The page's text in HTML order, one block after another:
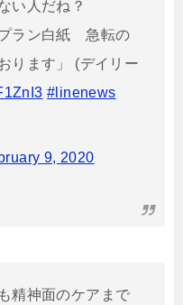
い人だね？
ラン白紙 急転の
ります」 (デイリー
#linenews
9, 2020
精神面のケアまで